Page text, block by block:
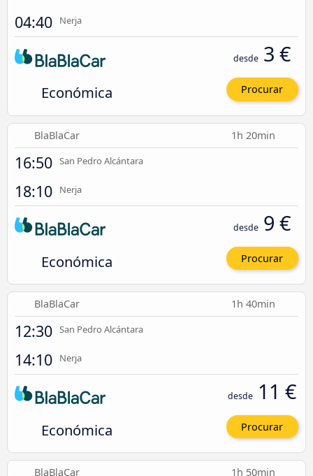
04:40
Nerja
Económica
desde 3 €
Procurar
BlaBlaCar 1h 20min
16:50 San Pedro Alcántara
18:10 Nerja
Económica
desde 9 €
Procurar
BlaBlaCar 1h 40min
12:30 San Pedro Alcántara
14:10 Nerja
Económica
desde 11 €
Procurar
BlaBlaCar 1h 50min